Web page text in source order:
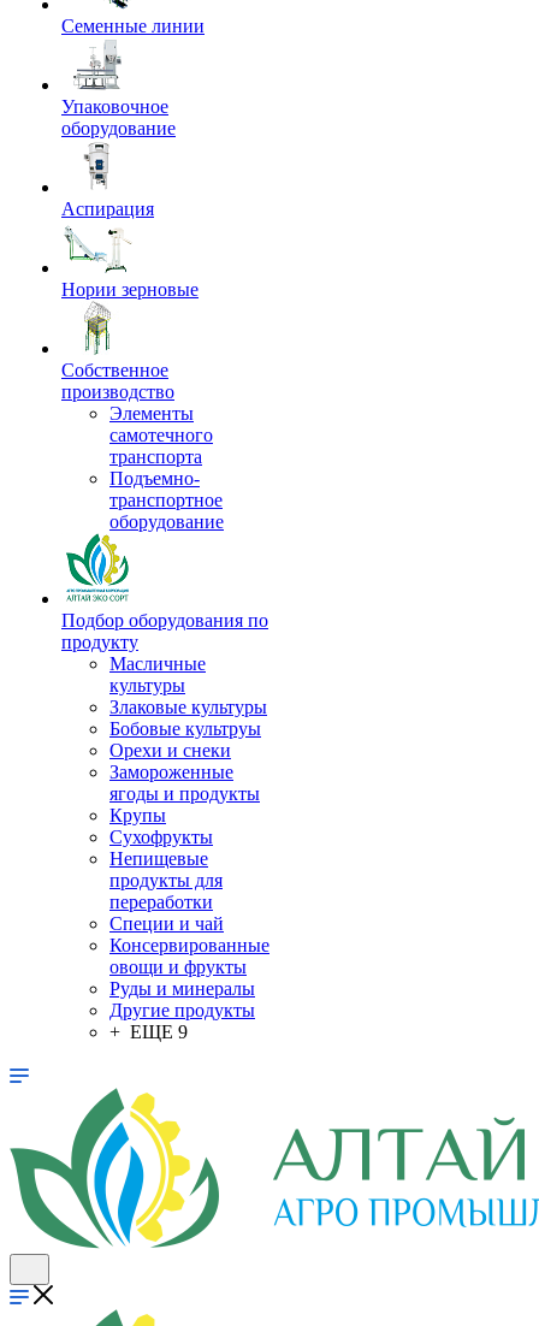
Семенные линии
Упаковочное
оборудование
Аспирация
Нории зерновые
Собственное
производство
Элементы
самотечного
транспорта
Подъемно-
транспортное
оборудование
Подбор оборудования по
продукту
Масличные
культуры
Злаковые культуры
Бобовые культруы
Орехи и снеки
Замороженные
ягоды и продукты
Крупы
Сухофрукты
Непищевые
продукты для
переработки
Специи и чай
Консервированные
овощи и фрукты
Руды и минералы
Другие продукты
+ ЕЩЕ 9